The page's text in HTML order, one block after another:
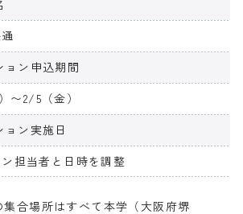
ョン申込期間
〜2/5（金）
ョン実施日
担当者と日時を調整
合場所はすべて本学（大阪府堺